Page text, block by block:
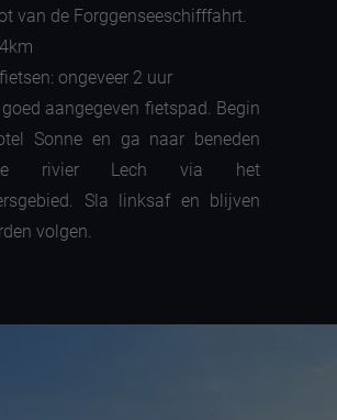
van de Forggenseeschifffahrt.
ongeveer 2 uur
aangegeven fietspad. Begin
Sonne en ga naar beneden
rivier Lech via het
Sla linksaf en blijven
volgen.